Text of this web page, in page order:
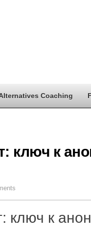
Coaching
ключ к
ключ к